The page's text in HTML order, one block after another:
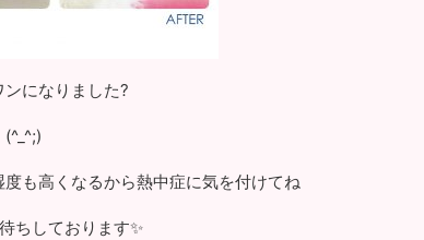
になりました?
も高くなるから熱中症に気を付けてね
ちしております✨